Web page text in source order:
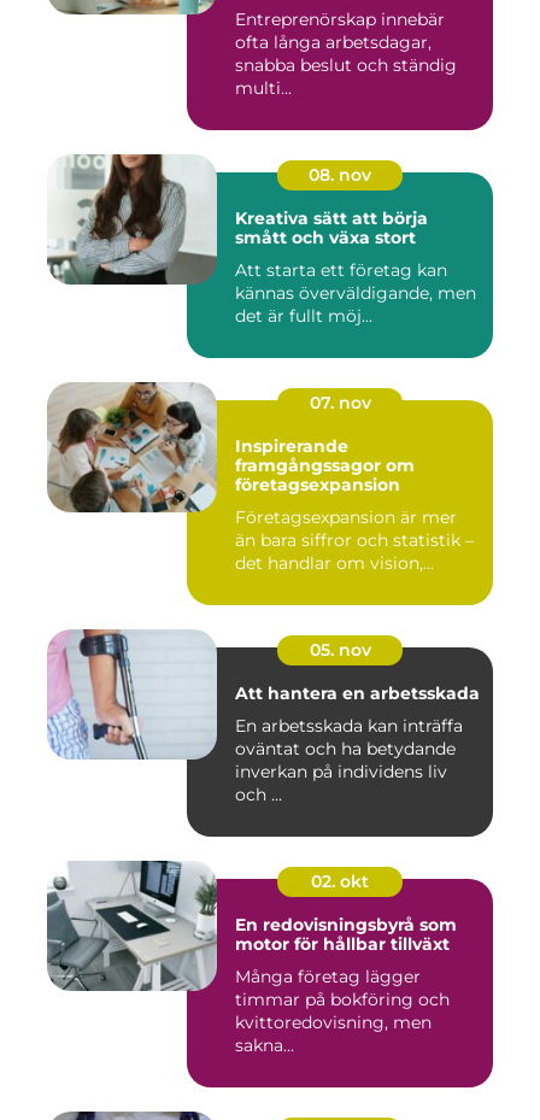
Entreprenörskap innebär
ofta långa arbetsdagar,
snabba beslut och ständig
multi...
08. nov
Kreativa sätt att börja
smått och växa stort
Att starta ett företag kan
kännas överväldigande, men
det är fullt möj...
07. nov
Inspirerande
framgångssagor om
företagsexpansion
Företagsexpansion är mer
än bara siffror och statistik –
det handlar om vision,...
05. nov
Att hantera en arbetsskada
En arbetsskada kan inträffa
oväntat och ha betydande
inverkan på individens liv
och ...
02. okt
En redovisningsbyrå som
motor för hållbar tillväxt
Många företag lägger
timmar på bokföring och
kvittoredovisning, men
sakna...